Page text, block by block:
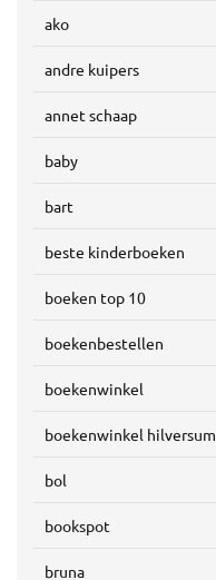
ako
andre kuipers
annet schaap
baby
bart
beste kinderboeken
boeken top 10
boekenbestellen
boekenwinkel
boekenwinkel hilversum
bol
bookspot
bruna